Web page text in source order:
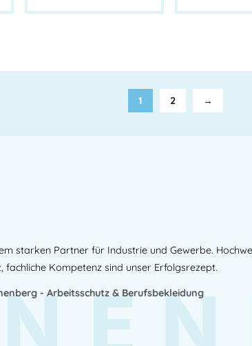
1 2 →
starken Partner für Industrie und Gewerbe.
fachliche Kompetenz sind unser Erfolgsrezept.
- Arbeitsschutz & Berufsbekleidung